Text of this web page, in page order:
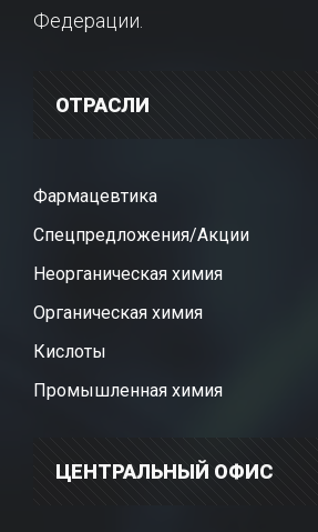
Федерации.
ОТРАСЛИ
Фармацевтика
Спецпредложения/Акции
Неорганическая химия
Органическая химия
Кислоты
Промышленная химия
ЦЕНТРАЛЬНЫЙ ОФИС